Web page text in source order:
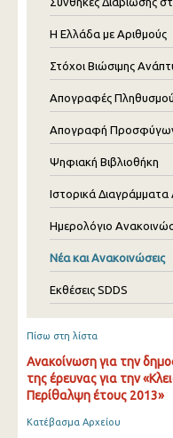
Η Ελλάδα με Αριθμούς
Στόχοι Βιώσιμης
Απογραφές Πληθυσμού
Απογραφή
Ψηφιακή Βιβλιοθήκη
Ιστορικά
Ημερολόγιο
Νέα και Ανακοινώσεις
Εκθέσεις SDDS
Πίσω στη λίστα
Ανακοίνωση για την
της έρευνας για την
Περίθαλψη έτους 2013»
Κατέβασμα Αρχείου